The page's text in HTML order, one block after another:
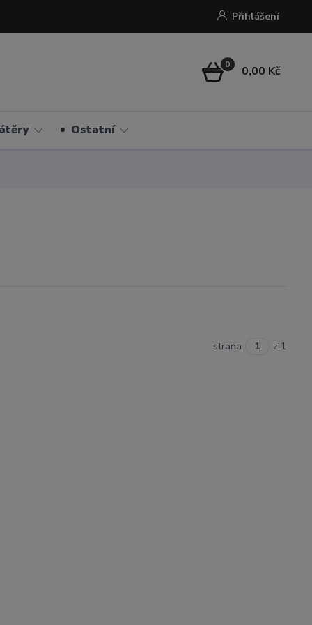
Přihlášení
0 0,00 Kč
Ostatní
strana z 1